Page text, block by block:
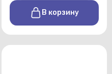
В корзину